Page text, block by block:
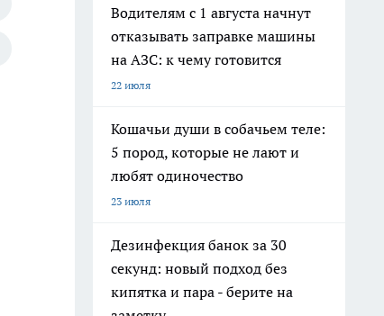
Водителям с 1 августа начнут
отказывать заправке машины
на АЗС: к чему готовится
22 июля
Кошачьи души в собачьем теле:
5 пород, которые не лают и
любят одиночество
23 июля
Дезинфекция банок за 30
секунд: новый подход без
кипятка и пара - берите на